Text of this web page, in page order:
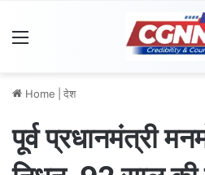
Home देश
पूर्व प्रधानमंत्री